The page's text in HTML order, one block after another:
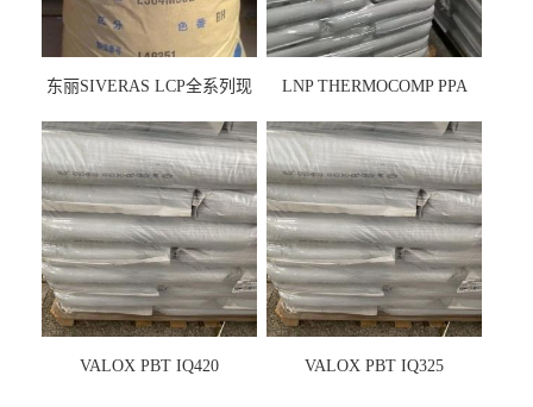
东丽SIVERAS LCP全系列现
LNP THERMOCOMP PPA
VALOX PBT IQ420 VALOX PBT IQ325